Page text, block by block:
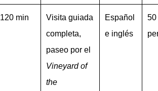
120 min
Visita guiada
completa,
paseo por el
Vineyard of
the
Español
e inglés
50